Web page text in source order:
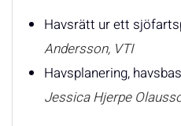
Havsrätt ur ett
Andersson, VTI
Havsplanering,
Jessica Hjerpe